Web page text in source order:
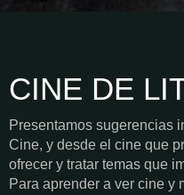
CINE DE
Presentamos sugerencias
Cine, y desde el cine que
ofrecer y tratar temas que
Para aprender a ver cine y